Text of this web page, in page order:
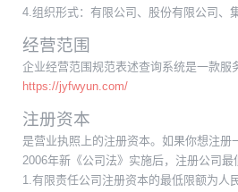
4.组织形式：有限公司、股份有限公司、
经营范围
企业经营范围规范表述查询系统是一款服
https://jyfwyun.com/
注册资本
是营业执照上的注册资本。如果你想注册
2006年新《公司法》实施后，注册公司最
1.有限责任公司注册资本的最低限额为